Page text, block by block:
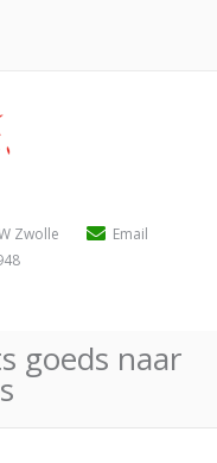
Zwolle
Email
goeds naar